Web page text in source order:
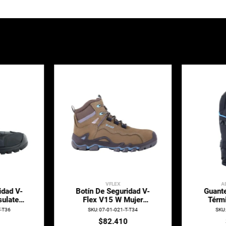
Zero
Z-
2XL
VFLEX
Botín De Seguridad V-
Flex V76 Thinsulate®
SKU:07-01-129-T-T35
$55.930
Zero
SKU